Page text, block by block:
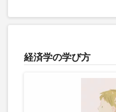
経済学の学び方